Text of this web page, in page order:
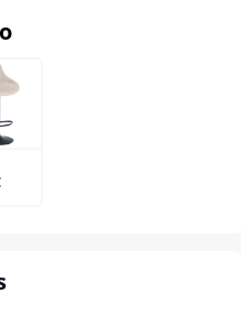
select
Negro